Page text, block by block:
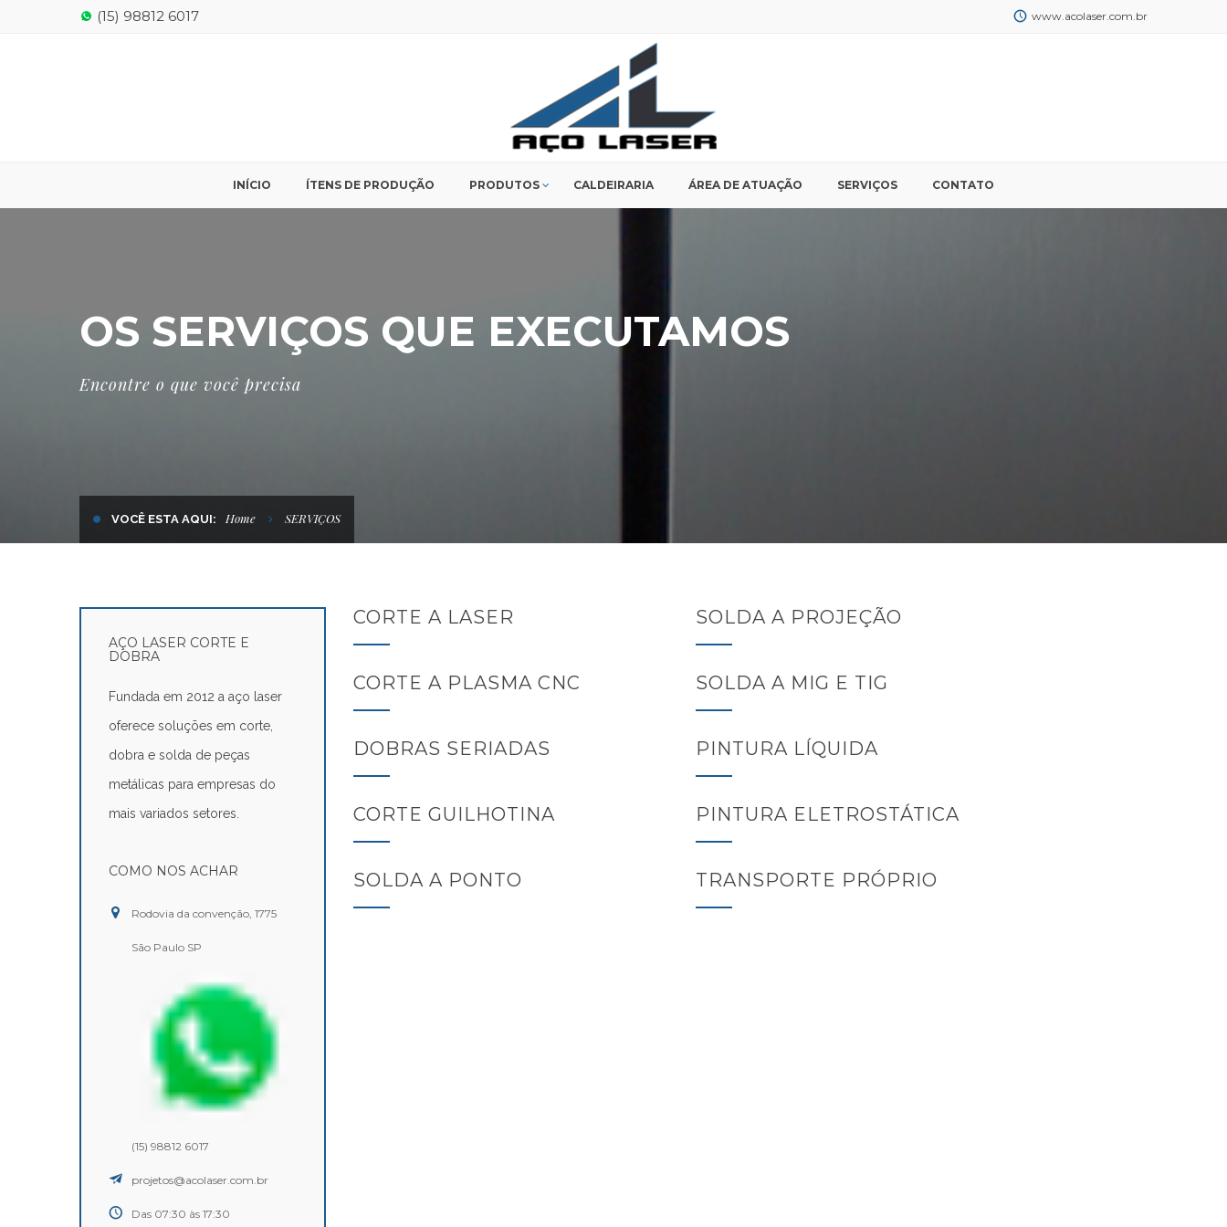
(15) 98812 6017 www.acolaser.com.br
INÍCIO ÍTENS DE PRODUÇÃO PRODUTOS CALDEIRARIA ÁREA DE ATUAÇÃO SERVIÇOS CONTATO
OS SERVIÇOS QUE EXECUTAMOS
Encontre o que você precisa
VOCÊ ESTA AQUI: Home SERVIÇOS
CORTE A LASER
CORTE A PLASMA CNC
DOBRAS SERIADAS
CORTE GUILHOTINA
SOLDA A PONTO
SOLDA A PROJEÇÃO
SOLDA A MIG E TIG
PINTURA LÍQUIDA
PINTURA ELETROSTÁTICA
TRANSPORTE PRÓPRIO
AÇO LASER CORTE E
DOBRA
Fundada em 2012 a aço laser
oferece soluções em corte,
dobra e solda de peças
metálicas para empresas do
mais variados setores.
COMO NOS ACHAR
Rodovia da convenção, 1775
São Paulo SP
(15) 98812 6017
projetos@acolaser.com.br
Das 07:30 às 17:30